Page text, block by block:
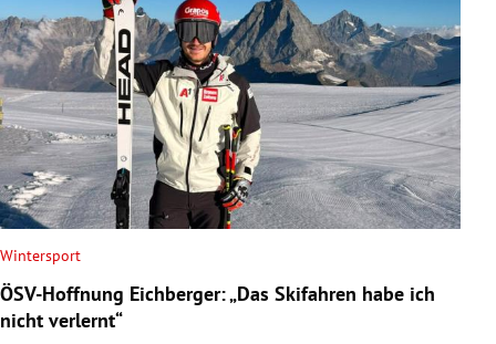
Wintersport
ÖSV-Hoffnung Eichberger: „Das Skifahren habe ich
nicht verlernt“